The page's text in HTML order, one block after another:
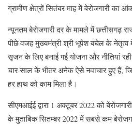
ग्रामीण क्षेत्रों सितंबर माह में बेरोजगारी का
न्यूनतम बेरोजगारी दर के मामले में छत्तीसगढ़
पीछे वजह मुख्यमंत्री श्री भूपेश बघेल के नेतृत्व
सृजन के लिए बनाई गई योजना और नीतियां
चार साल के भीतर अनेक ऐसे नवाचार हुए हैं,
हर हाथ को काम मिला है।
सीएमआईई द्वारा 1 अक्टूबर 2022 को
के मुताबिक सितम्बर 2022 में सबसे कम